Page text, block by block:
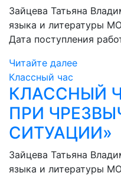
Зайцева Татьяна
языка и литературы
Дата поступления
Читайте далее
Классный час
КЛАССНЫЙ
ПРИ
СИТУАЦИИ»
Зайцева Татьяна
языка и литературы